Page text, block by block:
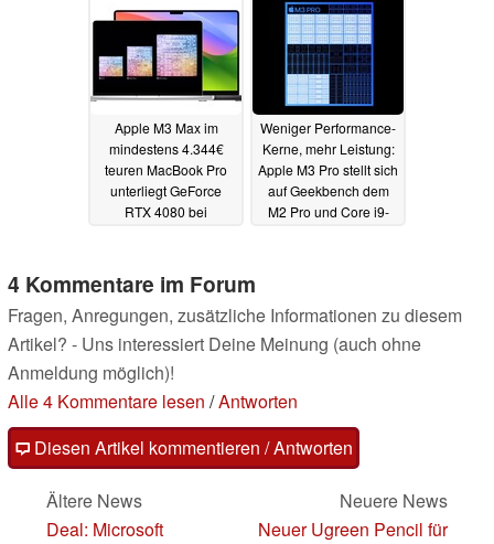
05.11.2023
Apple M3 Max im
mindestens 4.344€
teuren MacBook Pro
unterliegt GeForce
RTX 4080 bei
Weniger Performance-
Kerne, mehr Leistung:
Apple M3 Pro stellt sich
auf Geekbench dem
M2 Pro und Core i9-
4 Kommentare im Forum
Fragen, Anregungen, zusätzliche Informationen zu diesem
Artikel? - Uns interessiert Deine Meinung (auch ohne
Anmeldung möglich)!
Alle 4 Kommentare lesen /Antworten
Diesen Artikel kommentieren / Antworten
Ältere News
Deal: Microsoft
Neuere News
Neuer Ugreen Pencil für